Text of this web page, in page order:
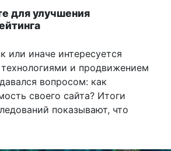
для улучшения
или иначе интересуется
и продвижением
вопросом: как
своего сайта? Итоги
показывают, что